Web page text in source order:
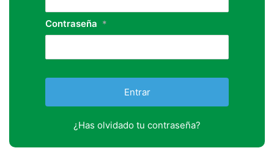
Contraseña *
¿Has olvidado tu contraseña?